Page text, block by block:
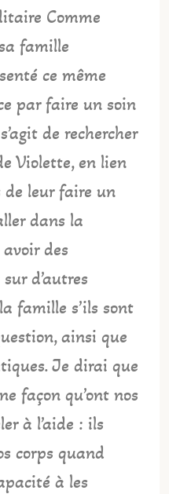
Comme
famille
ce même
par faire un soin
de rechercher
Violette, en lien
de leur faire un
dans la
des
d’autres
famille s’ils sont
ainsi que
Je dirai que
façon qu’ont nos
à l’aide : ils
corps quand
à les